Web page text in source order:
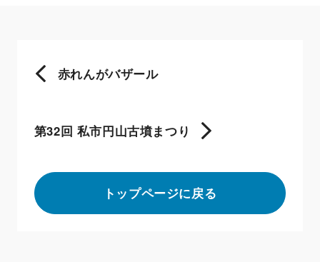
赤れんがバザール
トップページに戻る
第32回 私市円山古墳まつり